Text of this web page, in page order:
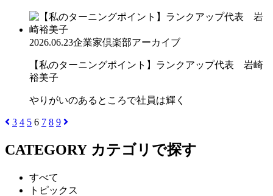
2026.06.23企業家倶楽部アーカイブ
【私のターニングポイント】ランクアップ代表 岩崎
裕美子
やりがいのあるところで社員は輝く
3 4 5 6 7 8 9
CATEGORY カテゴリで探す
すべて
トピックス